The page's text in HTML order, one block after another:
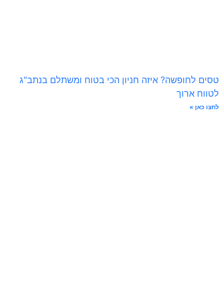
טסים לחופשה? איזה חניון הכי בטוח ומשתלם בנתב"ג
לטווח ארוך
לחצו כאן »